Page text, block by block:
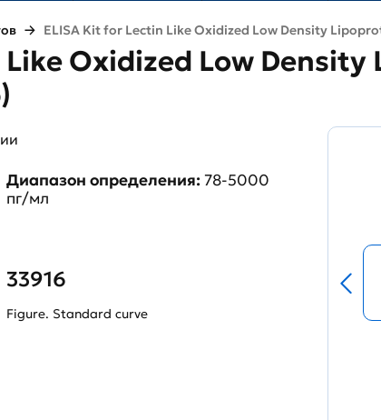
ELISA Kit for Lectin Like Oxidized Low Density
Oxidized Low
Диапазон определения:78-5000
пг/мл
33916
Figure. Standard curve